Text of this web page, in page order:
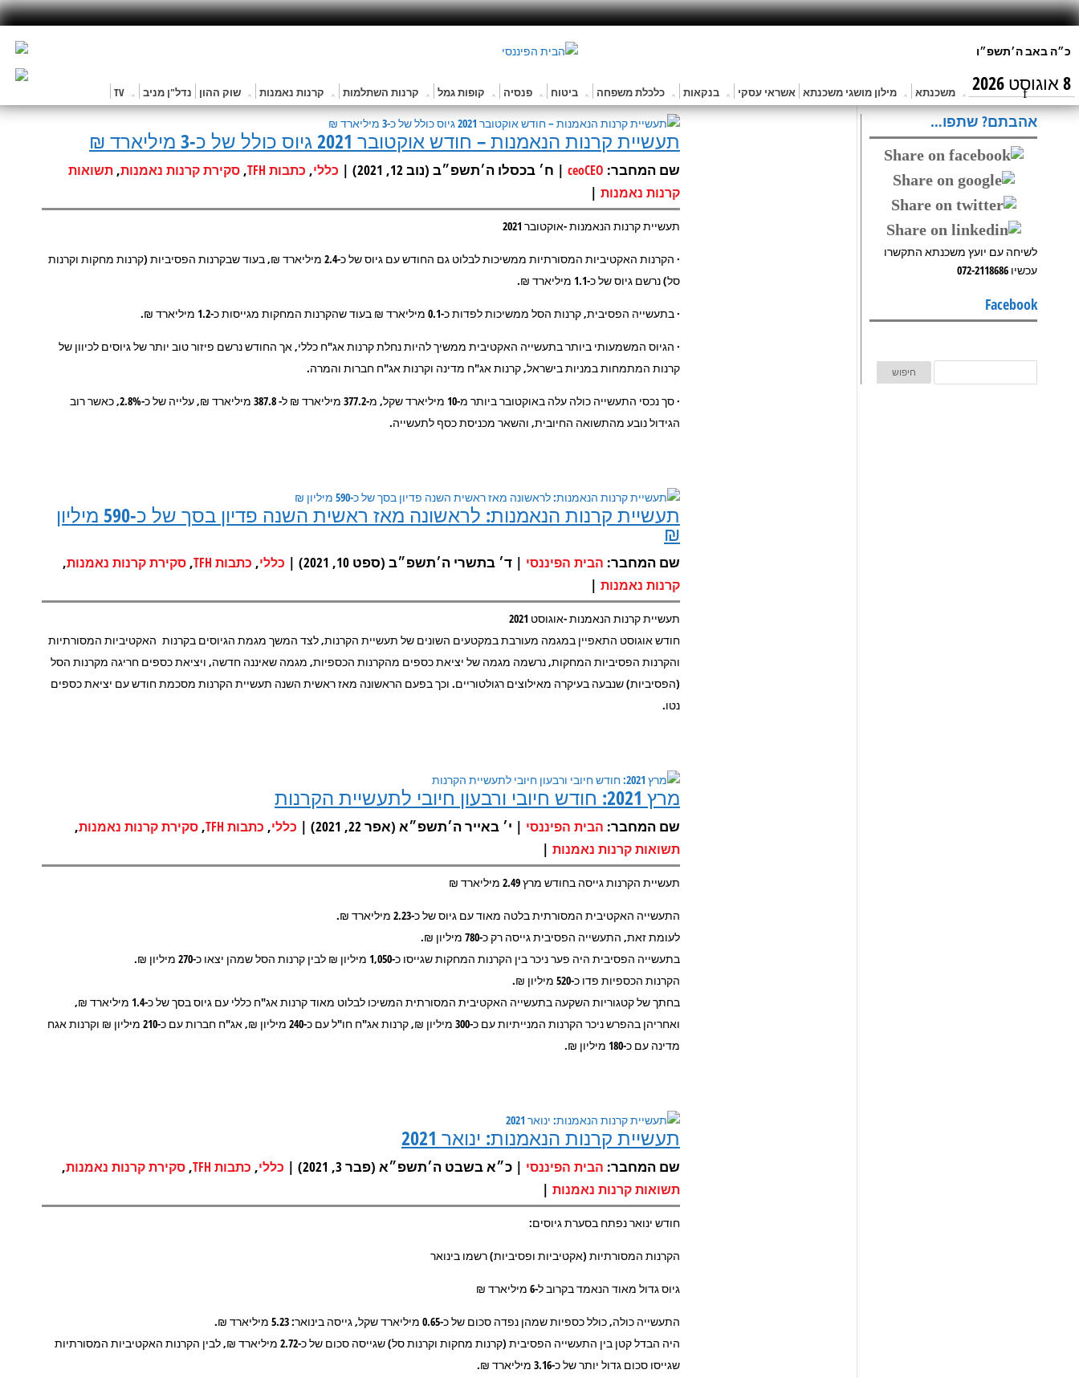
8 אוגוסט 2026 משכנתא מילון מושגי משכנתא אשראי עסקי בנקאות כלכלת משפחה ביטוח פנסיה קופות גמל קרנות השתלמות קרנות נאמנות שוק ההון נדל"ן מניב TV
תעשיית קרנות הנאמנות – חודש אוקטובר 2021 גיוס כולל של כ-3 מיליארד ₪
שם המחבר: ceoCEO | ח׳ בכסלו ה׳תשפ״ב (נוב 12, 2021) | כללי, כתבות TFH , סקירת קרנות נאמנות, תשואות
קרנות נאמנות |
תעשיית קרנות הנאמנות -אוקטובר 2021
· הקרנות האקטיביות המסורתיות ממשיכות לבלוט גם החודש עם גיוס של כ-2.4 מיליארד ₪, בעוד שבקרנות הפסיביות (קרנות מחקות וקרנות
סל) נרשם גיוס של כ-1.1 מיליארד ₪.
· בתעשייה הפסיבית, קרנות הסל ממשיכות לפדות כ-0.1 מיליארד ₪ בעוד שהקרנות המחקות מגייסות כ-1.2 מיליארד ₪.
· הגיוס המשמעותי ביותר בתעשייה האקטיבית ממשיך להיות נחלת קרנות אג"ח כללי, אך החודש נרשם פיזור טוב יותר של גיוסים לכיוון של
קרנות המתמחות במניות בישראל, קרנות אג"ח מדינה וקרנות אג"ח חברות והמרה.
· סך נכסי התעשייה כולה עלה באוקטובר ביותר מ-10 מיליארד שקל, מ-377.2 מיליארד ₪ ל- 387.8 מיליארד ₪, עלייה של כ-2.8%, כאשר רוב
הגידול נובע מהתשואה החיובית, והשאר מכניסת כסף לתעשייה.
תעשיית קרנות הנאמנות: לראשונה מאז ראשית השנה פדיון בסך של כ-590 מיליון
₪
שם המחבר: הבית הפיננסי | ד׳ בתשרי ה׳תשפ״ב (ספט 10, 2021) | כללי, כתבות TFH , סקירת קרנות נאמנות,
קרנות נאמנות |
תעשיית קרנות הנאמנות -אוגוסט 2021
חודש אוגוסט התאפיין במגמה מעורבת במקטעים השונים של תעשיית הקרנות, לצד המשך מגמת הגיוסים בקרנות האקטיביות המסורתיות
והקרנות הפסיביות המחקות, נרשמה מגמה של יציאת כספים מהקרנות הכספיות, מגמה שאיננה חדשה, ויציאת כספים חריגה מקרנות הסל
(הפסיביות) שנבעה בעיקרה מאילוצים רגולטוריים. וכך בפעם הראשונה מאז ראשית השנה תעשיית הקרנות מסכמת חודש עם יציאת כספים
נטו.
מרץ 2021: חודש חיובי ורבעון חיובי לתעשיית הקרנות
שם המחבר: הבית הפיננסי | י׳ באייר ה׳תשפ״א (אפר 22, 2021) | כללי, כתבות TFH , סקירת קרנות נאמנות,
תשואות קרנות נאמנות |
תעשיית הקרנות גייסה בחודש מרץ 2.49 מיליארד ₪
התעשייה האקטיבית המסורתית בלטה מאוד עם גיוס של כ-2.23 מיליארד ₪.
לעומת זאת, התעשייה הפסיבית גייסה רק כ-780 מיליון ₪.
בתעשייה הפסיבית היה פער ניכר בין הקרנות המחקות שגייסו כ-1,050 מיליון ₪ לבין קרנות הסל שמהן יצאו כ-270 מיליון ₪.
הקרנות הכספיות פדו כ-520 מיליון ₪.
בחתך של קטגוריות השקעה בתעשייה האקטיבית המסורתית המשיכו לבלוט מאוד קרנות אג"ח כללי עם גיוס בסך של כ-1.4 מיליארד ₪,
ואחריהן בהפרש ניכר הקרנות המנייתיות עם כ-300 מיליון ₪, קרנות אג"ח חו"ל עם כ-240 מיליון ₪, אג"ח חברות עם כ-210 מיליון ₪ וקרנות אגח
מדינה עם כ-180 מיליון ₪.
תעשיית קרנות הנאמנות: ינואר 2021
שם המחבר: הבית הפיננסי | כ״א בשבט ה׳תשפ״א (פבר 3, 2021) | כללי, כתבות TFH , סקירת קרנות נאמנות,
תשואות קרנות נאמנות |
חודש ינואר נפתח בסערת גיוסים:
הקרנות המסורתיות (אקטיביות ופסיביות) רשמו בינואר
גיוס גדול מאוד הנאמד בקרוב ל-6 מיליארד ₪
התעשייה כולה, כולל כספיות שמהן נפדה סכום של כ-0.65 מיליארד שקל, גייסה בינואר: 5.23 מיליארד ₪.
היה הבדל קטן בין התעשייה הפסיבית (קרנות מחקות וקרנות סל) שגייסה סכום של כ-2.72 מיליארד ₪, לבין הקרנות האקטיביות המסורתיות
שגייסו סכום גדול יותר של כ-3.16 מיליארד ₪.
אהבתם? שתפו…
לשיחה עם יועץ משכנתא התקשרו
עכשיו 072-2118686
Facebook